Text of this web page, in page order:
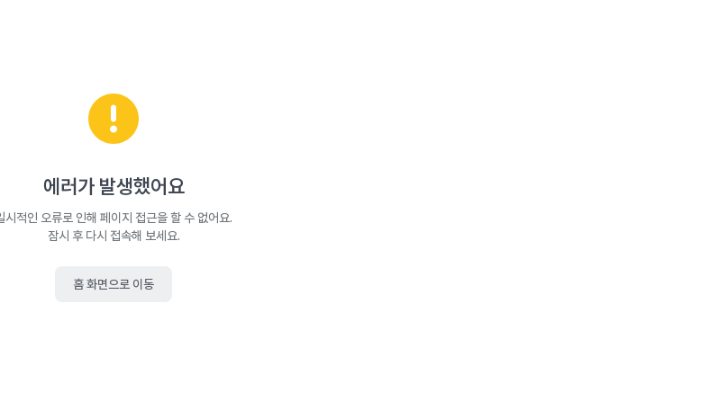
에러가 발생했어요
시적인 오류로 인해 페이지 접근을 할 수 없어요.
잠시 후 다시 접속해 보세요.
홈 화면으로 이동